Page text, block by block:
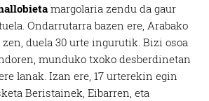
margolaria zendu da gaur
Ondarrutarra bazen ere, Arabako
duela 30 urte ingurutik.Bizi osoa
munduko txoko desberdinetan
lanak. Izan ere, 17 urterekin egin
Beristainek, Eibarren, eta